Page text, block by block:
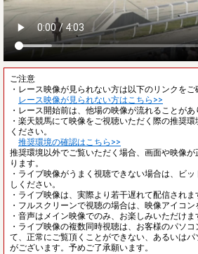
ご注意
・レース映像が見られない方は以下のリンクをご
レース映像が見られない方はこちら>>
・レース開始前は、他場の映像が流れることがあ
・楽天競馬にて映像をご視聴いただく際の推奨
ください。
推奨環境の確認はこちら>>
推奨環境以外でご覧いただく場合、画面や映像
ります。
・ライブ映像がうまく視聴できない場合は、ビ
しください。
・ライブ映像は、実際より若干遅れて配信されま
・フルスクリーンで視聴の場合は、映像アイコン
・音声はメイン映像でのみ、お楽しみいただけま
・ライブ映像の複数同時視聴は、お客様のパソ
て、正常にご覧頂くことができない、あるいは
がございます。予めご了承願います。